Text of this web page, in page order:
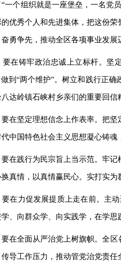
一个组织就是一座堡垒，一名党
优秀个人和先进集体，把这份
勇争先，推动全区各项事业发展
要在铸牢政治忠诚上立标杆。坚
到“两个维护”。树立和践行正
达岭镇石峡村乡亲们的重要回
在坚定理想信念上作表率。把
中国特色社会主义思想凝心铸
在践行为民宗旨上当示范。牢
真情，以真情赢民心。实打实为
在力促发展提质上走在前。主
、向群众学、向实践学，在学
在全面从严治党上树旗帜。全
导工作压力，推动管党治党责